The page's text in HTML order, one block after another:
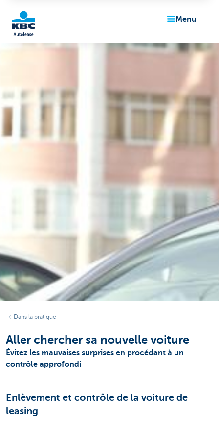
menu
Dans la pratique
Aller chercher sa nouvelle voiture
Évitez les mauvaises surprises en procédant à un
contrôle approfondi
Enlèvement et contrôle de la voiture de
leasing